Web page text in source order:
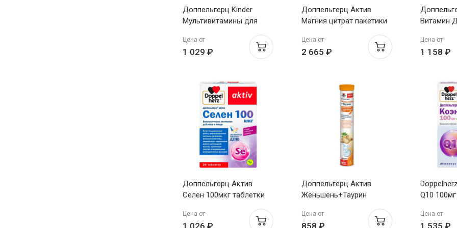
Доппельгерц Kinder
Мультивитамины для
со вкусом апельсина 6,8г
N14
Цена от
1 029 ₽
Доппельгерц Актив
Магния цитрат пакетики
Цена от
2 665 ₽
Витамин
Цена от
1 158 ₽
Доппельгерц Актив
Селен 100мкг таблетки
Цена от
1 026 ₽
Доппельгерц Актив
Женьшень+Таурин
цитрусовые фрукты №15
Цена от
858 ₽
Q10
Цена от
1 535 ₽